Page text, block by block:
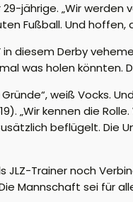
jährige. „Wir
Fußball. Und hoffen,
diesem Derby
was holen
weiß Vocks.
). „Wir kennen die
beflügelt.
JLZ-Trainer noch
Mannschaft sei für